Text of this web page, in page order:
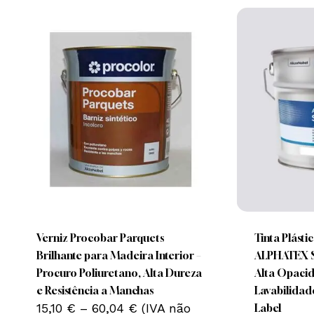
Nenhum produto no carrinho.
Go To Shop
multiple
variants.
The
options
may
Verniz Procobar Parquets
Brilhante para Madeira Interior –
Procuro Poliuretano, Alta Dureza
e Resistência a Manchas
15,10 € – 60,04 €Price
(IVA não
multiple
variants.
The
options
may
Tinta
ALPHATEX
Alta
Label